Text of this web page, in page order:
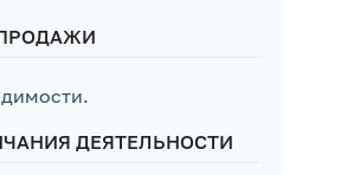
ДЕЯТЕЛЬНОСТИ